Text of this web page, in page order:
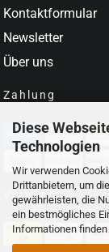
Diese
Technologien
Wir verwenden
Drittanbietern, um
gewährleisten, die
ein bestmögliches
Informationen
Kontaktformular
Newsletter
Über uns
Zahlung
Versand